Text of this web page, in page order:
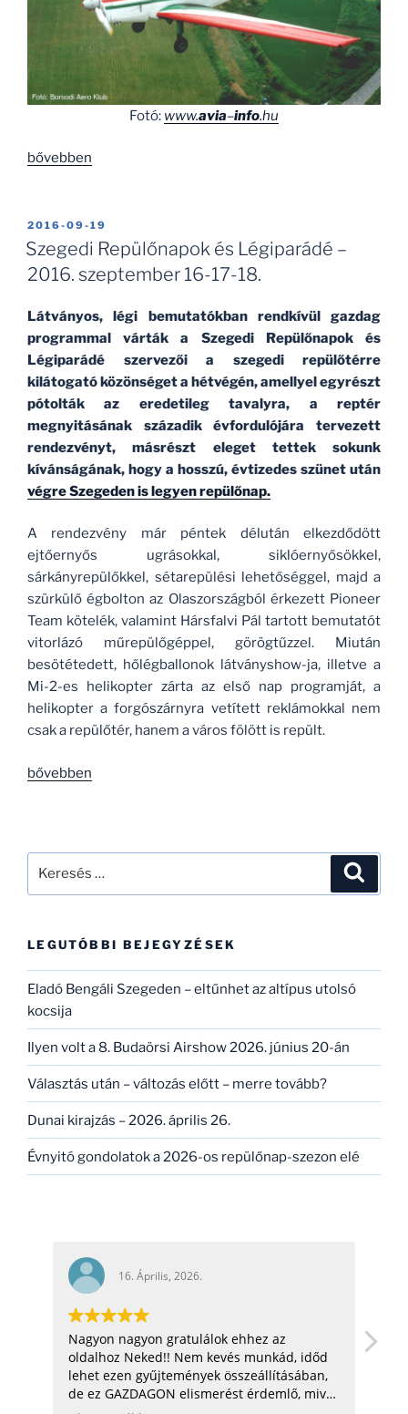
Fotó: www.avia–info.hu
„Lesz-
–
Zlin
Trénerek
Magyarországon”
bővebben
BEKÜLDVE:
2016-09-19
Szegedi Repülőnapok és Légiparádé –
2016. szeptember 16-17-18.
Látványos, légi bemutatókban rendkívül gazdag
programmal várták a Szegedi Repülőnapok és
Légiparádé szervezői a szegedi repülőtérre
kilátogató közönséget a hétvégén, amellyel egyrészt
pótolták az eredetileg tavalyra, a reptér
megnyitásának századik évfordulójára tervezett
rendezvényt, másrészt eleget tettek sokunk
kívánságának, hogy a hosszú, évtizedes szünet után
végre Szegeden is legyen repülőnap.
A rendezvény már péntek délután elkezdődött
ejtőernyős ugrásokkal, siklóernyősökkel,
sárkányrepülőkkel, sétarepülési lehetőséggel, majd a
szürkülő égbolton az Olaszországból érkezett Pioneer
Team kötelék, valamint Hársfalvi Pál tartott bemutatót
vitorlázó műrepülőgéppel, görögtűzzel. Miután
besötétedett, hőlégballonok látványshow-ja, illetve a
Mi-2-es helikopter zárta az első nap programját, a
helikopter a forgószárnyra vetített reklámokkal nem
csak a repülőtér, hanem a város fölött is repült.
„Szegedi
–
2016.
17-
18.”
bővebben
LEGUTÓBBI BEJEGYZÉSEK
Eladó Bengáli Szegeden – eltűnhet az altípus utolsó
kocsija
Ilyen volt a 8. Budaörsi Airshow 2026. június 20-án
Választás után – változás előtt – merre tovább?
Dunai kirajzás – 2026. április 26.
Évnyitó gondolatok a 2026-os repülőnap-szezon elé
16. Április, 2026.
Nagyon nagyon gratulálok ehhez az
oldalhoz Neked!! Nem kevés munkád, időd
lehet ezen gyűjtemények összeállításában,
de ez GAZDAGON elismerést érdemlő, mivel
hello!
üdv: zoli